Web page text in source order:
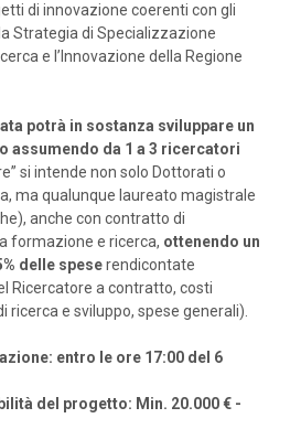
di innovazione coerenti con gli
Strategia di Specializzazione
e l’Innovazione della Regione
potrà in sostanza sviluppare un
assumendo da 1 a 3 ricercatori
si intende non solo Dottorati o
ma qualunque laureato magistrale
anche con contratto di
formazione e ricerca, ottenendo un
delle speserendicontate
Ricercatore a contratto, costi
ricerca e sviluppo, spese generali).
entro le ore 17:00 del 6
del progetto: Min. 20.000 € -